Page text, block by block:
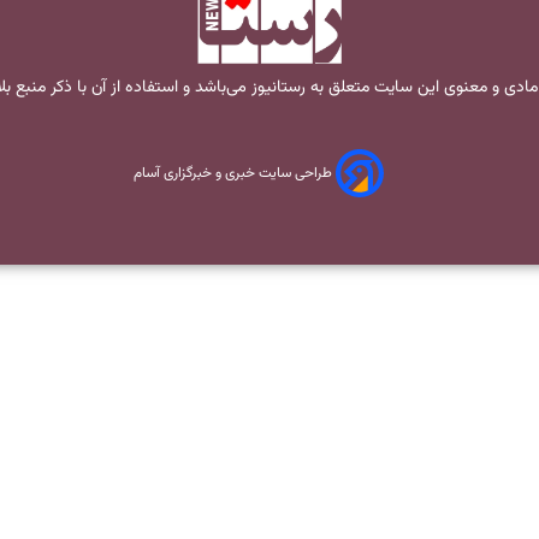
و معنوی این سایت متعلق به رستانیوز می‌باشد و استفاده از آن با ذکر منبع
طراحی سایت خبری و خبرگزاری آسام